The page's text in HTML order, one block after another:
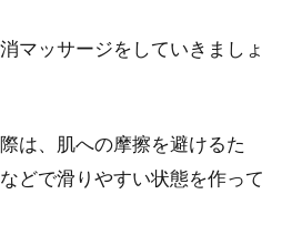
とやり方・注意点
しまうので、早めに対処したいものです
抜いた...
マッサージをしていきましょ
は、肌への摩擦を避けるた
どで滑りやすい状態を作って